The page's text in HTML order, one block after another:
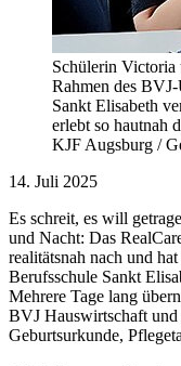
Schülerin
Rahmen des
Sankt Elisabeth
erlebt so hautnah
KJF Augsburg /
14. Juli 2025
Es schreit, es will
und Nacht: Das
realitätsnah nach und
Berufsschule Sankt
Mehrere Tage lang
BVJ Hauswirtschaft
Geburtsurkunde,